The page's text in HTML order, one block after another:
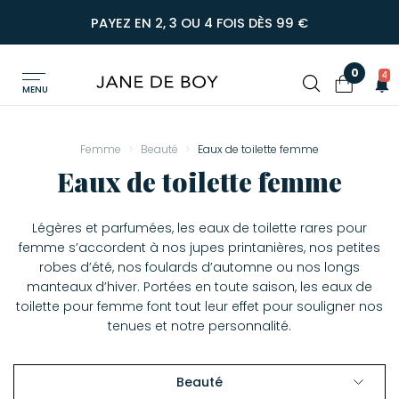
PAYEZ EN 2, 3 OU 4 FOIS DÈS 99 €
MENU
0 4
Femme Beauté Eaux de toilette femme
Eaux de toilette femme
Légères et parfumées, les eaux de toilette rares pour
femme s’accordent à nos jupes printanières, nos petites
robes d’été, nos foulards d’automne ou nos longs
manteaux d’hiver. Portées en toute saison, les eaux de
toilette pour femme font tout leur effet pour souligner nos
tenues et notre personnalité.
Beauté